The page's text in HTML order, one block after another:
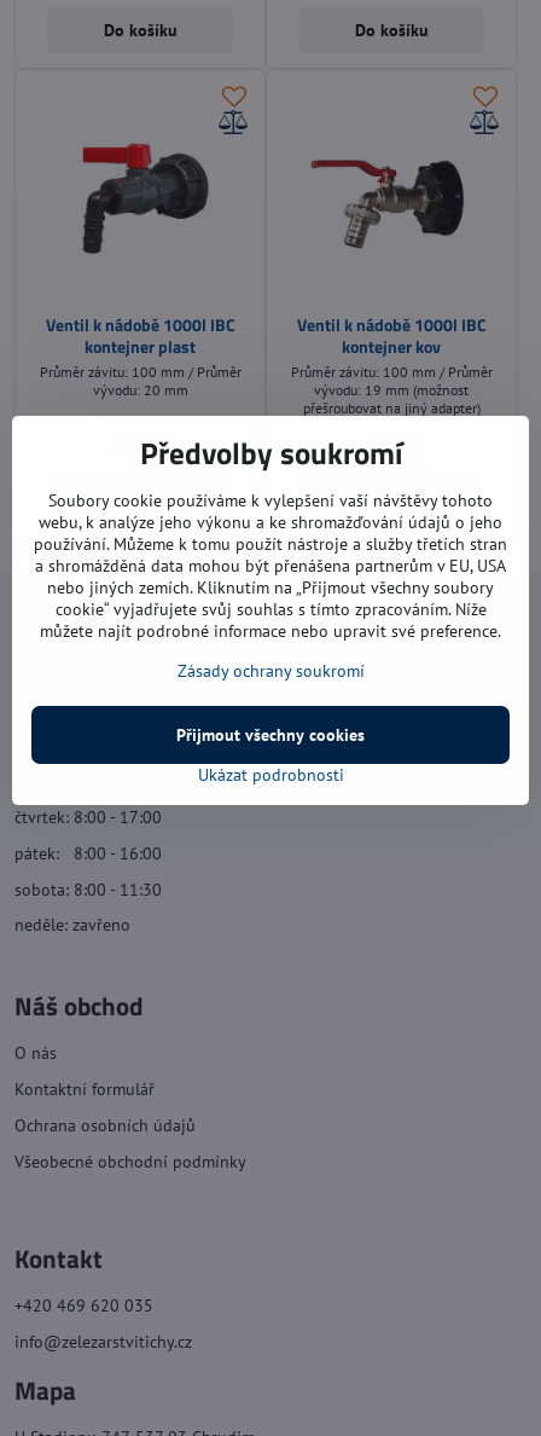
Do košíku Do košíku
Ventil k nádobě 1000l IBC
kontejner plast
Průměr závitu: 100 mm / Průměr
vývodu: 20 mm
495 Kč
Do košíku
Ventil k nádobě 1000l IBC
kontejner kov
Průměr závitu: 100 mm / Průměr
vývodu: 19 mm (možnost
přešroubovat na jiný adapter)
575 Kč
Do košíku
Navštivte nás
pondělí: 8:00 - 16:00
čtvrtek: 8:00 - 17:00
pátek: 8:00 - 16:00
sobota: 8:00 - 11:30
neděle: zavřeno
Náš obchod
O nás
Kontaktní formulář
Ochrana osobních údajů
Všeobecné obchodní podmínky
Kontakt
+420 469 620 035
info@zelezarstvitichy.cz
Mapa
Předvolby soukromí
Soubory cookie používáme k vylepšení vaší návštěvy tohoto
webu, k analýze jeho výkonu a ke shromažďování údajů o jeho
používání. Můžeme k tomu použít nástroje a služby třetích stran
a shromážděná data mohou být přenášena partnerům v EU, USA
nebo jiných zemích. Kliknutím na „Přijmout všechny soubory
cookie“ vyjadřujete svůj souhlas s tímto zpracováním. Níže
můžete najít podrobné informace nebo upravit své preference.
Zásady ochrany soukromí
Ukázat podrobnosti
Přijmout všechny cookies